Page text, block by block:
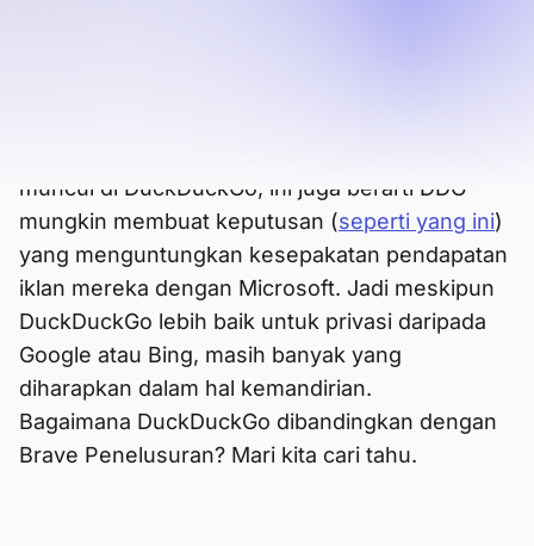
muncul di DuckDuckGo; ini juga berarti DDG
mungkin membuat keputusan (seperti yang ini)
yang menguntungkan kesepakatan pendapatan
iklan mereka dengan Microsoft. Jadi meskipun
DuckDuckGo lebih baik untuk privasi daripada
Google atau Bing, masih banyak yang
diharapkan dalam hal kemandirian.
Bagaimana DuckDuckGo dibandingkan dengan
Brave Penelusuran? Mari kita cari tahu.